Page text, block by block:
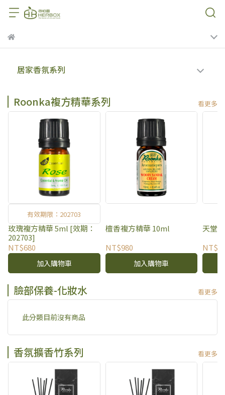
居家香氛系列
Roonka複方精華系列 看更多
有效期限：202703
玫瑰複方精華 5ml [效期：
202703]
NT$680
加入購物車
檀香複方精華 10ml
NT$980
加入購物車
天堂
臉部保養-化妝水 看更多
此分類目前沒有商品
香氛擴香竹系列 看更多